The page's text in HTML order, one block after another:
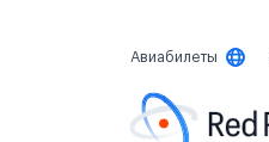
Авиабилеты